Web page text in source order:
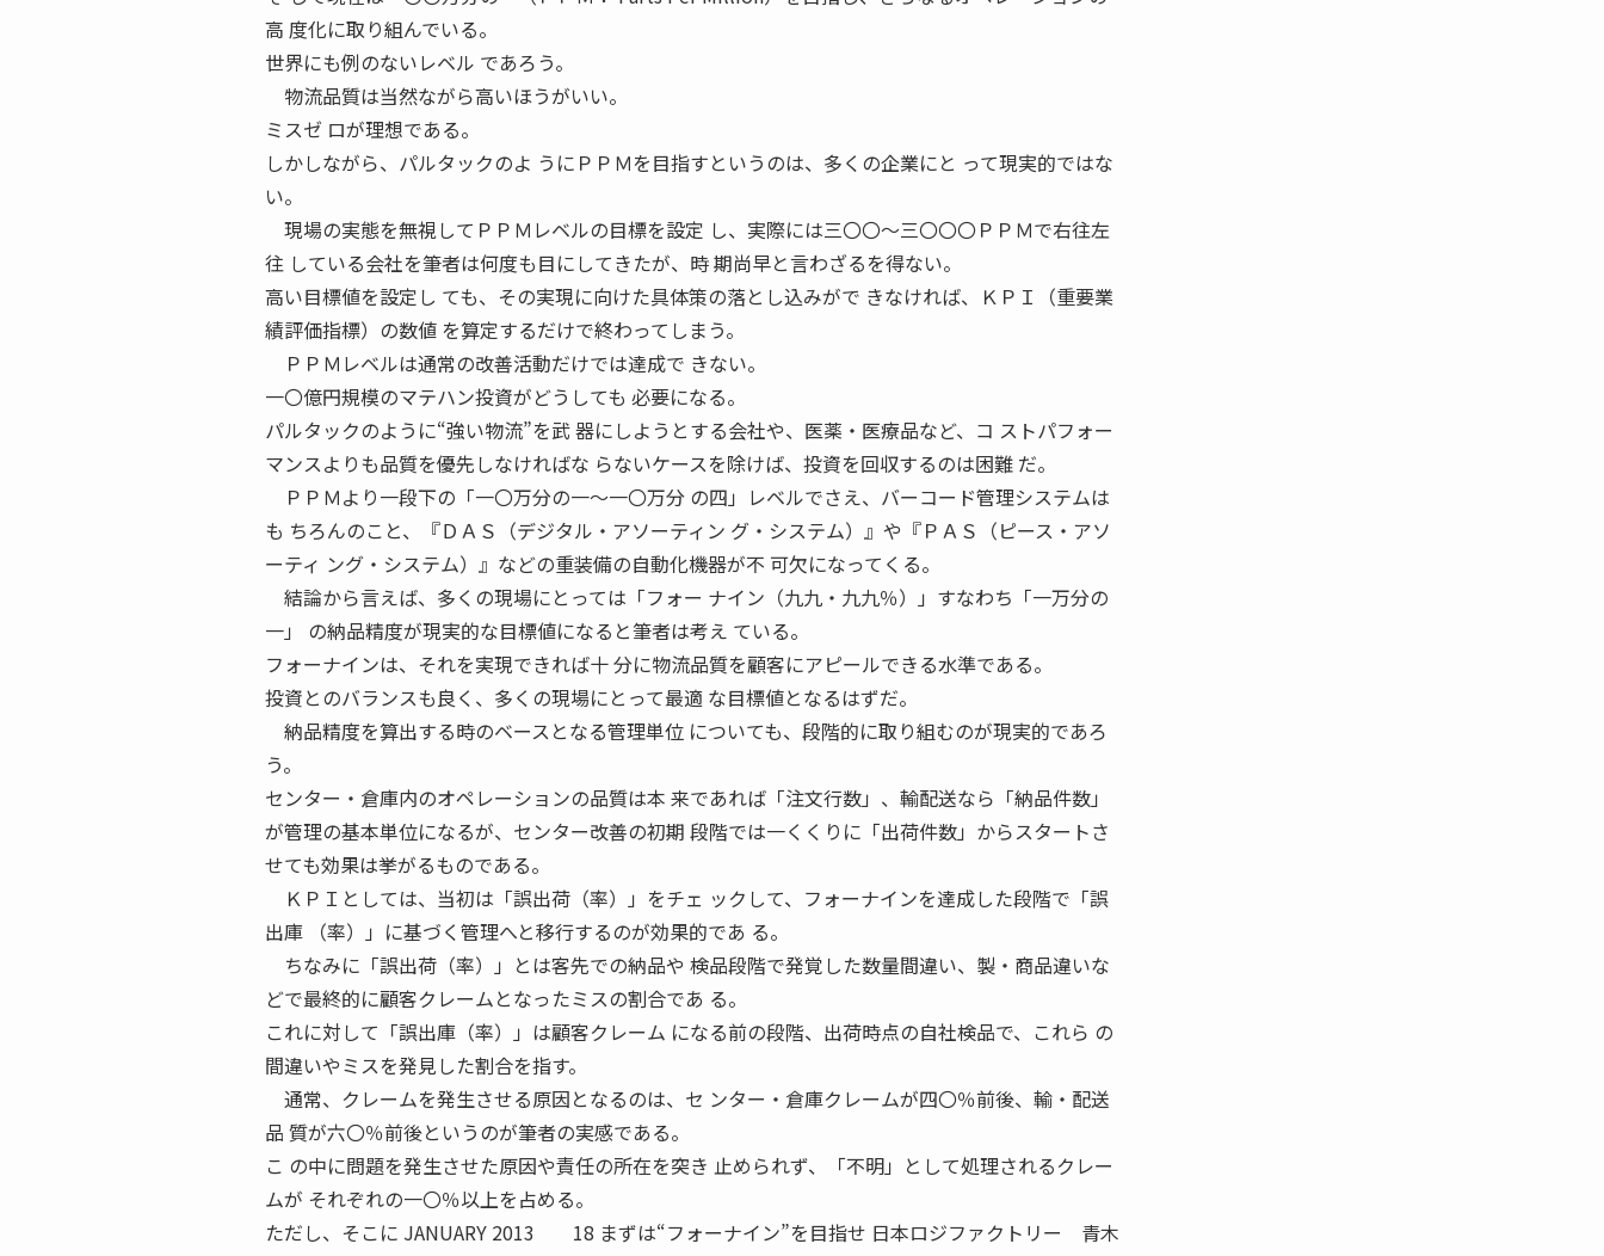
高 度化に取り組んでいる。
世界にも例のないレベル であろう。
物流品質は当然ながら高いほうがいい。
ミスゼ ロが理想である。
しかしながら、パルタックのよ うにＰＰＭを目指すというのは、多くの企業にと って現実的ではな
い。
現場の実態を無視してＰＰＭレベルの目標を設定 し、実際には三〇〇〜三〇〇〇ＰＰＭで右往左
往 している会社を筆者は何度も目にしてきたが、時 期尚早と言わざるを得ない。
高い目標値を設定し ても、その実現に向けた具体策の落とし込みがで きなければ、ＫＰＩ（重要業
績評価指標）の数値 を算定するだけで終わってしまう。
ＰＰＭレベルは通常の改善活動だけでは達成で きない。
一〇億円規模のマテハン投資がどうしても 必要になる。
パルタックのように“強い物流”を武 器にしようとする会社や、医薬・医療品など、コ ストパフォー
マンスよりも品質を優先しなければな らないケースを除けば、投資を回収するのは困難 だ。
ＰＰＭより一段下の「一〇万分の一〜一〇万分 の四」レベルでさえ、バーコード管理システムは
も ちろんのこと、『ＤＡＳ（デジタル・アソーティン グ・システム）』や『ＰＡＳ（ピース・アソ
ーティ ング・システム）』などの重装備の自動化機器が不 可欠になってくる。
結論から言えば、多くの現場にとっては「フォー ナイン（九九・九九％）」すなわち「一万分の
一」 の納品精度が現実的な目標値になると筆者は考え ている。
フォーナインは、それを実現できれば十 分に物流品質を顧客にアピールできる水準である。
投資とのバランスも良く、多くの現場にとって最適 な目標値となるはずだ。
納品精度を算出する時のベースとなる管理単位 についても、段階的に取り組むのが現実的であろ
う。
センター・倉庫内のオペレーションの品質は本 来であれば「注文行数」、輸配送なら「納品件数」
が管理の基本単位になるが、センター改善の初期 段階では一くくりに「出荷件数」からスタートさ
せても効果は挙がるものである。
ＫＰＩとしては、当初は「誤出荷（率）」をチェ ックして、フォーナインを達成した段階で「誤
出庫 （率）」に基づく管理へと移行するのが効果的であ る。
ちなみに「誤出荷（率）」とは客先での納品や 検品段階で発覚した数量間違い、製・商品違いな
どで最終的に顧客クレームとなったミスの割合であ る。
これに対して「誤出庫（率）」は顧客クレーム になる前の段階、出荷時点の自社検品で、これら の
間違いやミスを発見した割合を指す。
通常、クレームを発生させる原因となるのは、セ ンター・倉庫クレームが四〇％前後、輸・配送
品 質が六〇％前後というのが筆者の実感である。
こ の中に問題を発生させた原因や責任の所在を突き 止められず、「不明」として処理されるクレー
ムが それぞれの一〇％以上を占める。
ただし、そこに JANUARY 2013 18 まずは“フォーナイン”を目指せ 日本ロジファクトリー 青木